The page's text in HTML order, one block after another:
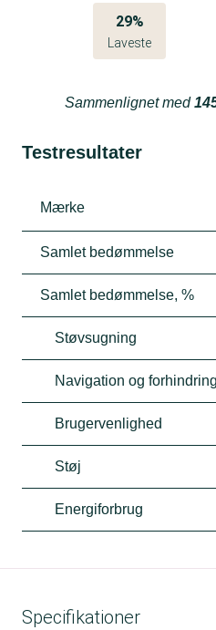
29%
Laveste
Sammenlignet med
Testresultater
Mærke
Samlet bedømmelse
Samlet bedømmelse, %
Støvsugning
Navigation og
Brugervenlighed
Støj
Energiforbrug
Specifikationer